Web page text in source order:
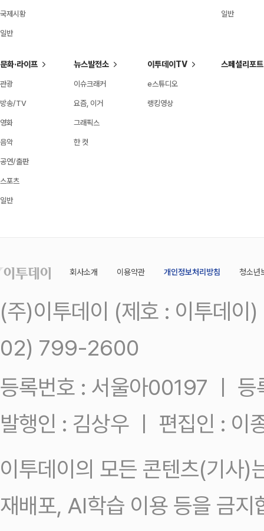
국제시황
일반
일반
문화·라이프
관광
방송/TV
영화
음악
공연/출판
스포츠
일반
뉴스발전소
이슈크래커
요즘, 이거
그래픽스
한 컷
이투데이TV
e스튜디오
랭킹영상
스페셜리포트
회사소개 이용약관 개인정보처리방침 청소년
(주)이투데이 (제호 : 이투데
02) 799-2600
등록번호 : 서울아00197 ㅣ
발행인 : 김상우 ㅣ 편집인 : 이
이투데이의 모든 콘텐츠(기사)
재배포, AI학습 이용 등을 금지